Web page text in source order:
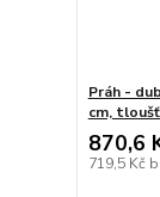
Práh -
cm,
870,6
719,5 Kč